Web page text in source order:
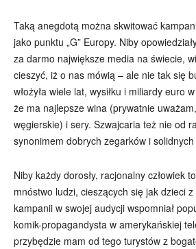
Taką anegdotą można skwitować
jako punktu „G” Europy. Niby
za darmo największe media na świecie,
cieszyć, iż o nas mówią – ale nie tak się
włożyła wiele lat, wysiłku i miliardy euro
że ma najlepsze wina (prywatnie
węgierskie) i sery. Szwajcaria też nie od
synonimem dobrych zegarków i solidnych
Niby każdy dorosły, racjonalny człowiek
mnóstwo ludzi, cieszących się jak dzieci
kampanii w swojej audycji wspomniał
komik-propagandysta w amerykańskiej
przybędzie mam od tego turystów z